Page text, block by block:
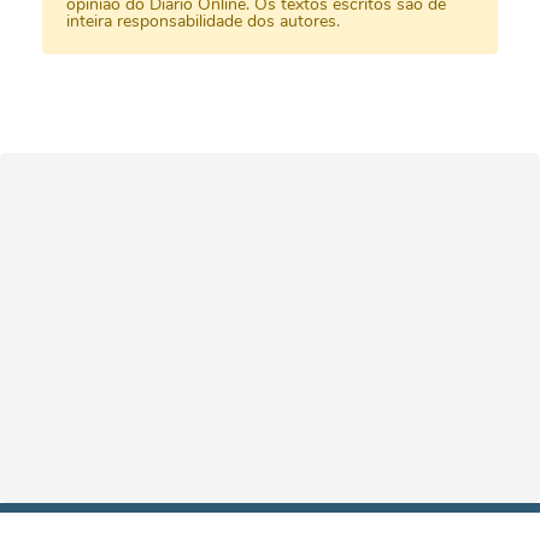
inteira responsabilidade dos autores.